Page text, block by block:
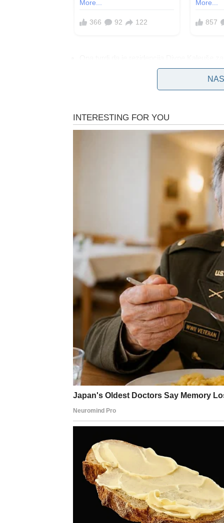
ušla u nju. Divna Kaleuša preminula je u
povratku u Beograd Jelenu je dočekala
“Sve što je moja majka skupljala i postigla
njenom domu i ja u njega više nikada
onakva kakvu smo je iznijeli i tako je
zlato, automobili i stanovi – nema
uzaludnosti materijalnih posjeda.
Nakon Divnine smrti, susjedi su o njoj
ljubaznost i kako bi ga uvijek veselo
mjeseca. “Dijelila je dom s plavušom,
stepenicama i izlazila nekoliko puta prije
došla i na kraju smo saznali da je Divna.